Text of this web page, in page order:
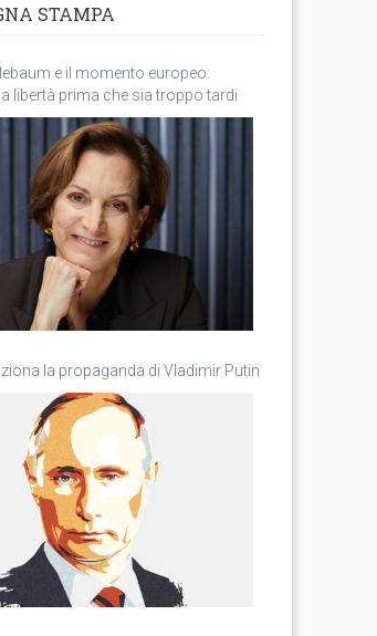
STAMPA
e il momento europeo:
libertà prima che sia troppo tardi
la propaganda di Vladimir Putin